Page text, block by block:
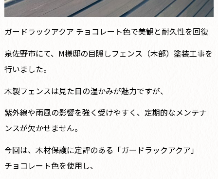
ガードラックアクア チョコレート色で美観と耐久性を回復
泉佐野市にて、M様邸の目隠しフェンス（木部）塗装工事を
行いました。
木製フェンスは見た目の温かみが魅力ですが、
紫外線や雨風の影響を強く受けやすく、定期的なメンテナ
ンスが欠かせません。
今回は、木材保護に定評のある「ガードラックアクア」
チョコレート色を使用し、